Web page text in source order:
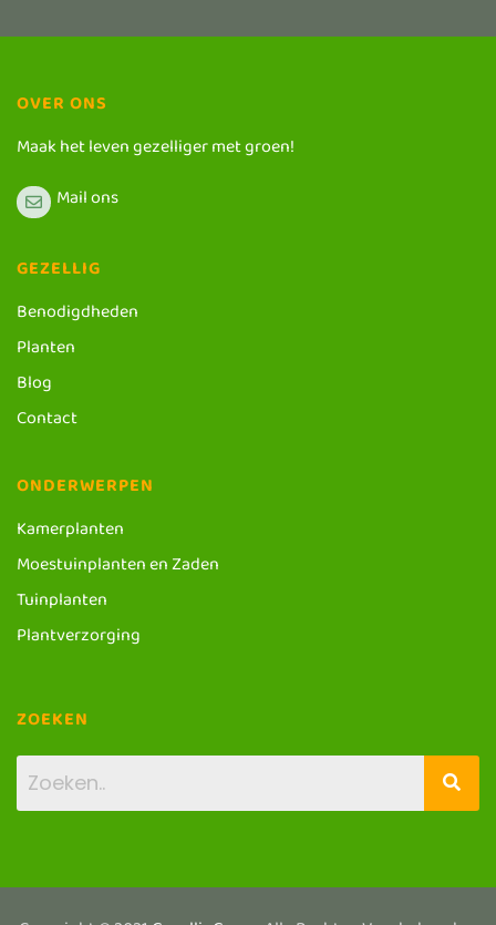
OVER ONS
Maak het leven gezelliger met groen!
Mail ons
GEZELLIG
Benodigdheden
Planten
Blog
Contact
ONDERWERPEN
Kamerplanten
Moestuinplanten en Zaden
Tuinplanten
Plantverzorging
ZOEKEN